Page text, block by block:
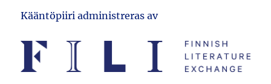
Kääntöpiiri administreras av